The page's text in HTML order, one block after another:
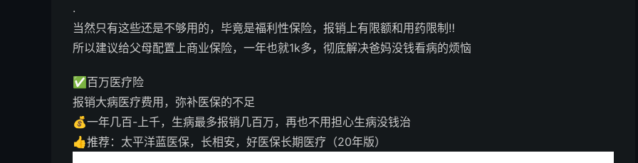
.
当然只有这些还是不够用的，毕竟是福利性保险，报销上有限额和用药限制‼️
所以建议给父母配置上商业保险，一年也就1k多，彻底解决爸妈没钱看病的烦恼
✅百万医疗险
报销大病医疗费用，弥补医保的不足
💰一年几百-上千，生病最多报销几百万，再也不用担心生病没钱治
👍推荐：太平洋蓝医保，长相安，好医保长期医疗（20年版）